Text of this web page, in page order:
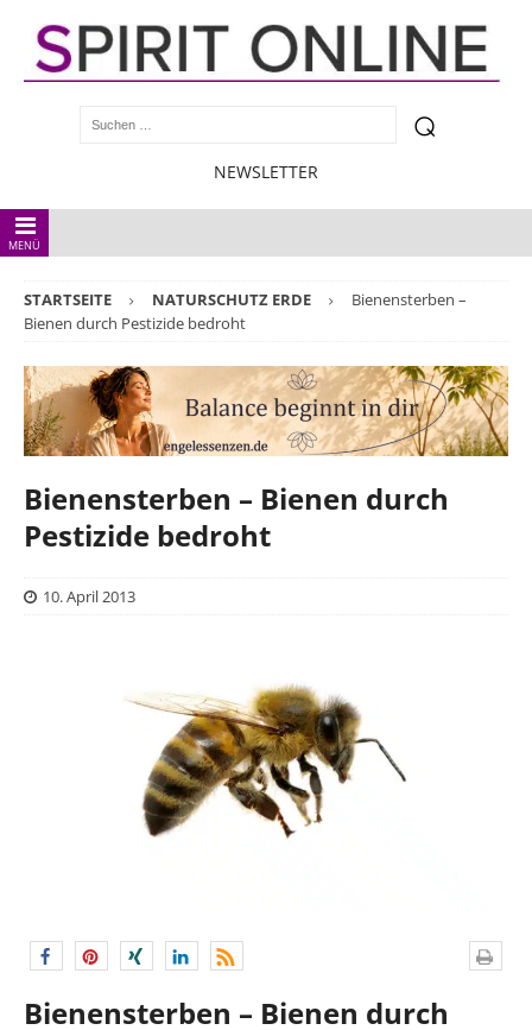
NEWSLETTER
MENÜ
STARTSEITE NATURSCHUTZ ERDE
Bienensterben –
Bienen durch Pestizide bedroht
Bienensterben – Bienen durch
Pestizide bedroht
10. April 2013
Bienensterben – Bienen durch